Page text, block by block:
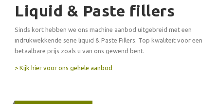
Liquid & Paste fillers
Sinds kort hebben we ons machine aanbod uitgebreid met een
indrukwekkende serie liquid & Paste Fillers. Top kwaliteit voor een
betaalbare prijs zoals u van ons gewend bent.
> Kijk hier voor ons gehele aanbod